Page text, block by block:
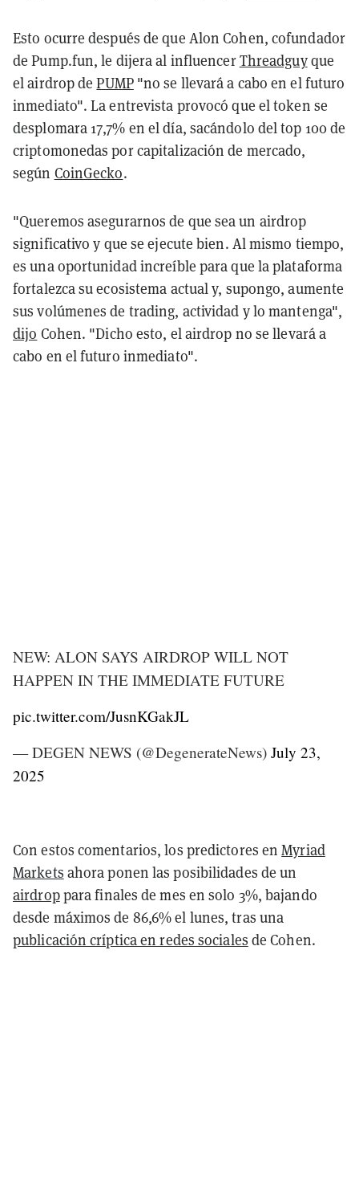
Esto ocurre después de que Alon Cohen, cofundador
de Pump.fun, le dijera al influencerThreadguyque
el airdrop dePUMP"no se llevará a cabo en el futuro
inmediato". La entrevista provocó que el token se
desplomara 17,7% en el día, sacándolo del top 100 de
criptomonedas por capitalización de mercado,
según CoinGecko.
"Queremos asegurarnos de que sea un airdrop
significativo y que se ejecute bien. Al mismo tiempo,
es una oportunidad increíble para que la plataforma
fortalezca su ecosistema actual y, supongo, aumente
sus volúmenes de trading, actividad y lo mantenga",
dijo Cohen. "Dicho esto, el airdrop no se llevará a
cabo en el futuro inmediato".
NEW: ALON SAYS AIRDROP WILL NOT
HAPPEN IN THE IMMEDIATE FUTURE
pic.twitter.com/JusnKGakJL
— DEGEN NEWS (@DegenerateNews) July 23,
2025
Con estos comentarios, los predictores enMyriad
Markets ahora ponen las posibilidades de un
airdroppara finales de mes en solo 3%, bajando
desde máximos de 86,6% el lunes, tras una
publicación críptica en redes sociales de Cohen.